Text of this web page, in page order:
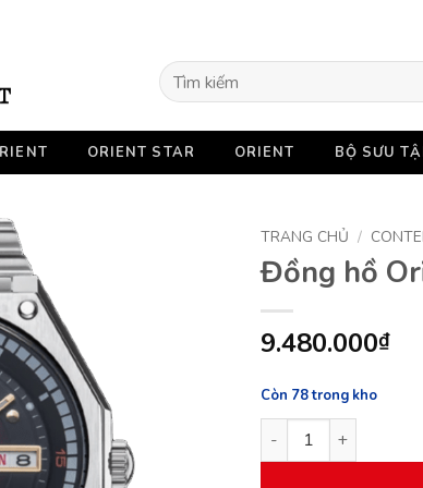
Tìm
kiếm:
ORIENT STAR ORIENT BỘ SƯU
TRANG CHỦ /
Đồng hồ
9.480.000₫
Còn 78 trong kho
Đồng hồ Orient SK